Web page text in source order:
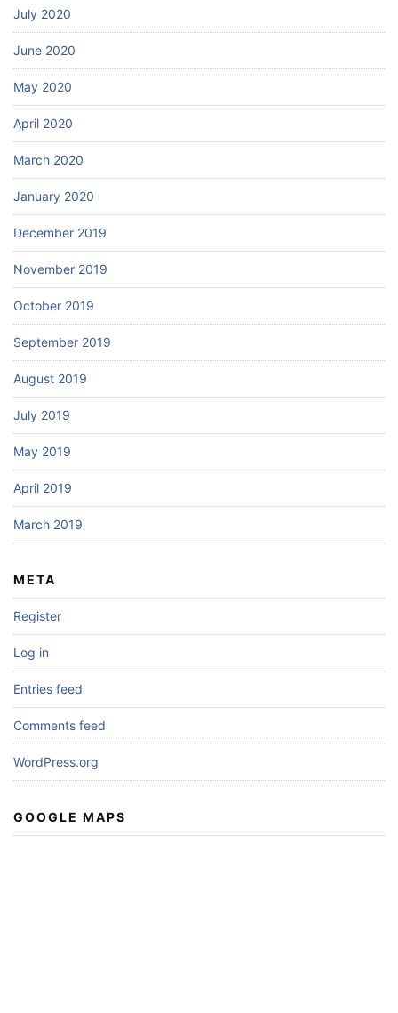
July 2020
June 2020
May 2020
April 2020
March 2020
January 2020
December 2019
November 2019
October 2019
September 2019
August 2019
July 2019
May 2019
April 2019
March 2019
META
Register
Log in
Entries feed
Comments feed
WordPress.org
GOOGLE MAPS